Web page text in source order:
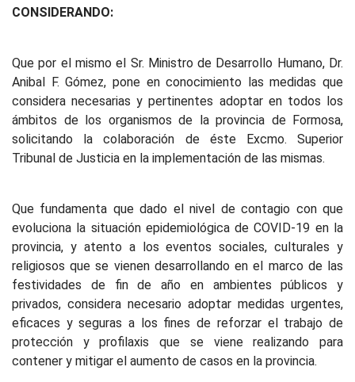
CONSIDERANDO:
Que por el mismo el Sr. Ministro de Desarrollo Humano, Dr.
Anibal F. Gómez, pone en conocimiento las medidas que
considera necesarias y pertinentes adoptar en todos los
ámbitos de los organismos de la provincia de Formosa,
solicitando la colaboración de éste Excmo. Superior
Tribunal de Justicia en la implementación de las mismas.
Que fundamenta que dado el nivel de contagio con que
evoluciona la situación epidemiológica de COVID-19 en la
provincia, y atento a los eventos sociales, culturales y
religiosos que se vienen desarrollando en el marco de las
festividades de fin de año en ambientes públicos y
privados, considera necesario adoptar medidas urgentes,
eficaces y seguras a los fines de reforzar el trabajo de
protección y profilaxis que se viene realizando para
contener y mitigar el aumento de casos en la provincia.